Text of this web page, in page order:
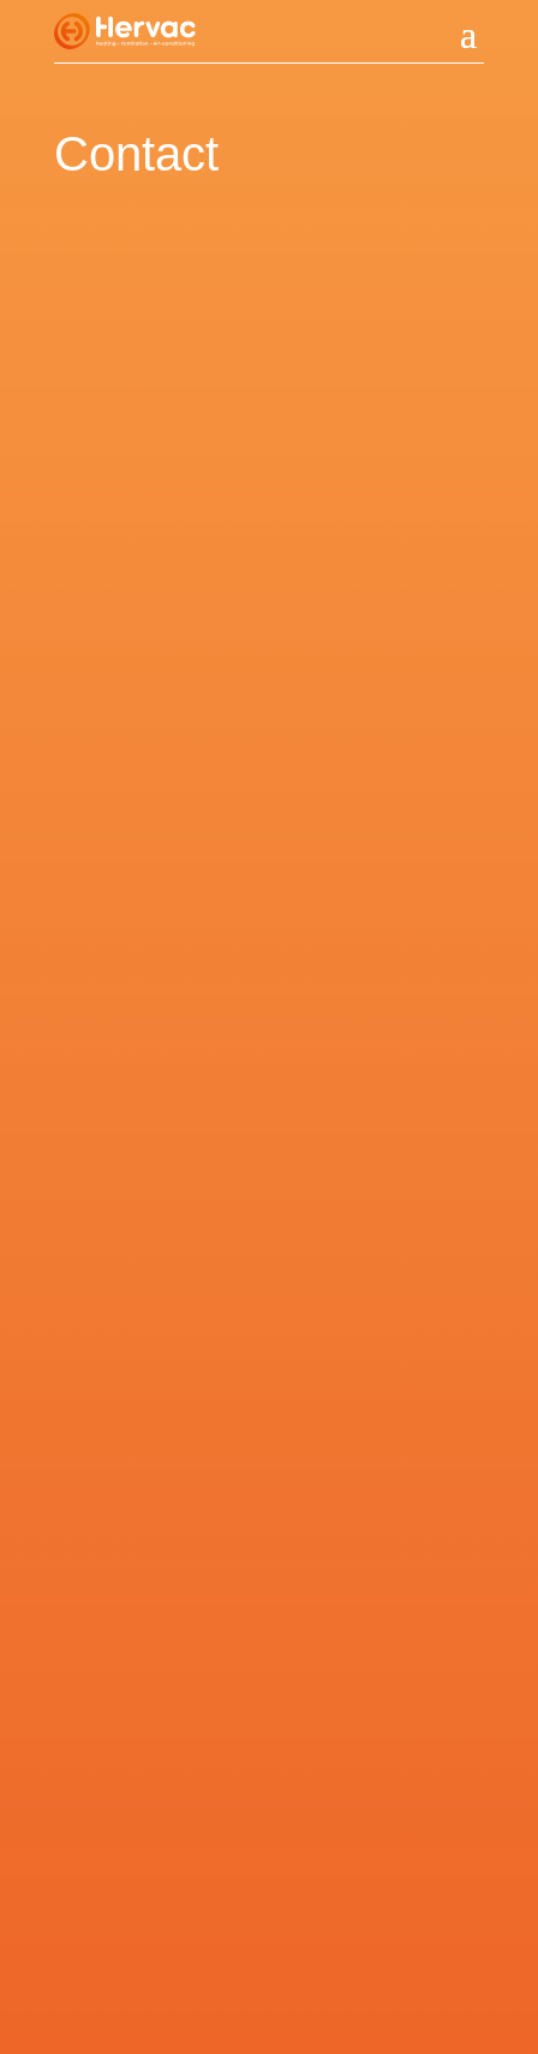
Contact